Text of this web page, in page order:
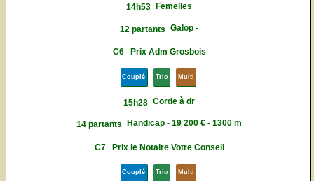
14h53 Femelles
12 partants Galop -
C6 Prix Adm Grosbois
Couplé Trio Multi
15h28 Corde à dr
14 partants Handicap - 19 200 € - 1300 m
C7 Prix le Notaire Votre Conseil
Couplé Trio Multi